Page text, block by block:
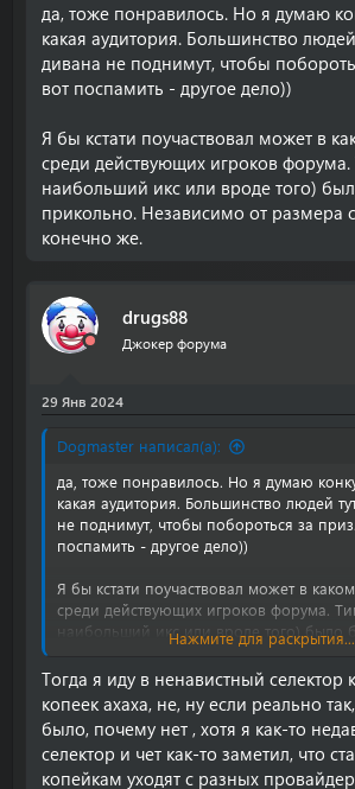
да, тоже понравилось. Но я думаю
какая аудитория. Большинство
дивана не поднимут, чтобы
вот поспамить - другое дело))
Я бы кстати поучаствовал может в
среди действующих игроков форума.
наибольший икс или вроде того)
прикольно. Независимо от размера
конечно же.
drugs88
Джокер форума
29 Янв 2024
Dogmaster написал(а):
да, тоже понравилось. Но я думаю
какая аудитория. Большинство людей
не поднимут, чтобы побороться за
поспамить - другое дело))
Я бы кстати поучаствовал может в
среди действующих игроков форума.
наибольший икс или вроде того) было
Независимо от размера ставки, конечно
Нажмите для раскрытия...
Тогда я иду в ненавистный селектор
копеек ахаха, не, ну если реально
было, почему нет , хотя я как-то
селектор и чет как-то заметил, что
копейкам уходят с разных